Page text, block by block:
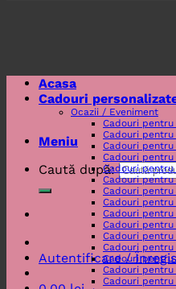
Meniu
Caută după:
Autentificare /
Acasa
Cadouri
Ocazii / Eveniment
Cadouri
Cadouri pentru
Cadouri pentru
Cadouri pentru
Cadouri pentru
Cadouri pentru
Cadouri
Cadouri pentru
Cadouri
Cadouri pentru
Cadouri pentru
Cadouri
Cadouri pentru
Cadouri pentru
Cadouri pentru